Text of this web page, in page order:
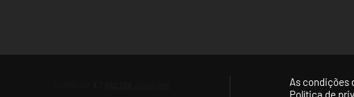
As condições
Política de